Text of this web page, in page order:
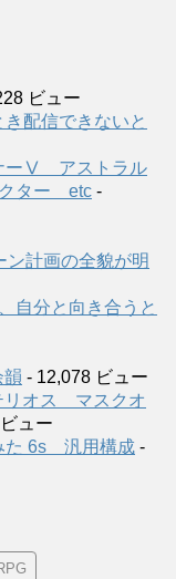
ビュー
配信できないと
ーⅤ アストラル
ター etc -
計画の全貌が明
自分と向き合うと
韻 - 12,078 ビュー
オス マスクオ
ュー
た 6s 汎用構成 -